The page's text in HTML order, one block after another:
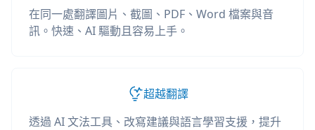
在同一處翻譯圖片、截圖、PDF、Word 檔案與音
訊。快速、AI 驅動且容易上手。
超越翻譯
透過 AI 文法工具、改寫建議與語言學習支援，提升